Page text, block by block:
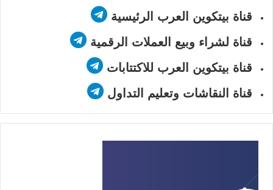
قناة بيتكوين العرب الرئيسية
قناة لشراء وبيع العملات الرقمية
قناة بيتكوين العرب للاكتتابات
قناة النقاشات وتعليم التداول